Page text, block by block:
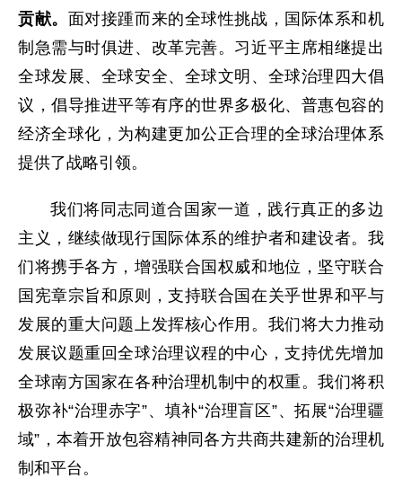
贡献。 面对接踵而来的全球性挑战，国际体系和机
制急需与时俱进、改革完善。习近平主席相继提出
全球发展、全球安全、全球文明、全球治理四大倡
议，倡导推进平等有序的世界多极化、普惠包容的
经济全球化，为构建更加公正合理的全球治理体系
提供了战略引领。
我们将同志同道合国家一道，践行真正的多边
主义，继续做现行国际体系的维护者和建设者。我
们将携手各方，增强联合国权威和地位，坚守联合
国宪章宗旨和原则，支持联合国在关乎世界和平与
发展的重大问题上发挥核心作用。我们将大力推动
发展议题重回全球治理议程的中心，支持优先增加
全球南方国家在各种治理机制中的权重。我们将积
极弥补“治理赤字”、填补“治理盲区”、拓展“治理疆
域”，本着开放包容精神同各方共商共建新的治理机
制和平台。